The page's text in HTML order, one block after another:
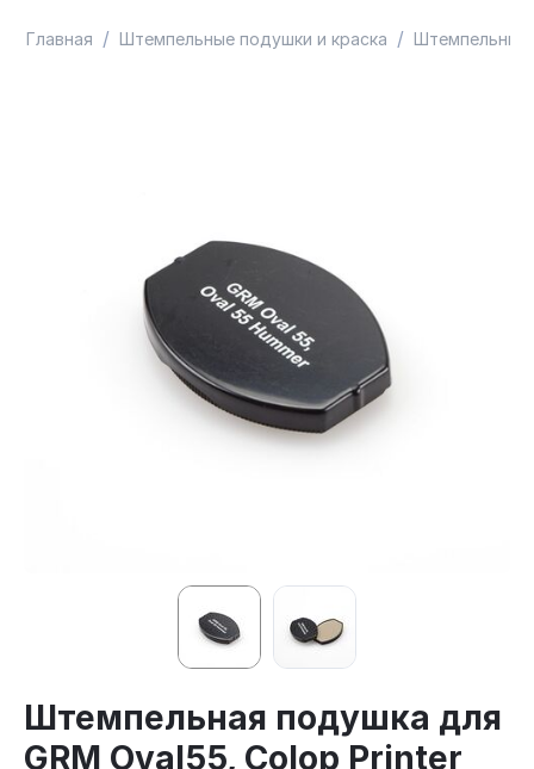
Главная / Штемпельные подушки и краска / Штемпельные
Штемпельная подушка для
GRM Oval55, Colop Printer